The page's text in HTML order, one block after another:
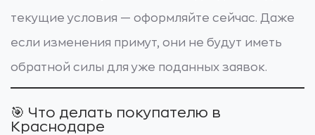
текущие условия — оформляйте сейчас. Даже
если изменения примут, они не будут иметь
обратной силы для уже поданных заявок.
🎯 Что делать покупателю в
Краснодаре